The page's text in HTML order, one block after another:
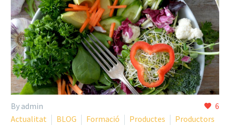
6
By admin
Actualitat
BLOG Formació Productes
Productors